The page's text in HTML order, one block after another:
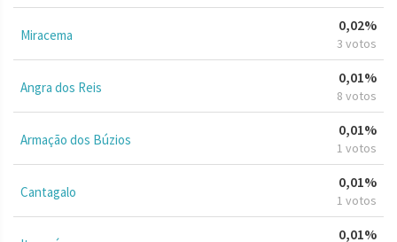
Miracema
0,02%
3 votos
Angra dos Reis
0,01%
8 votos
Armação dos Búzios
0,01%
1 votos
Cantagalo
0,01%
1 votos
0,01%